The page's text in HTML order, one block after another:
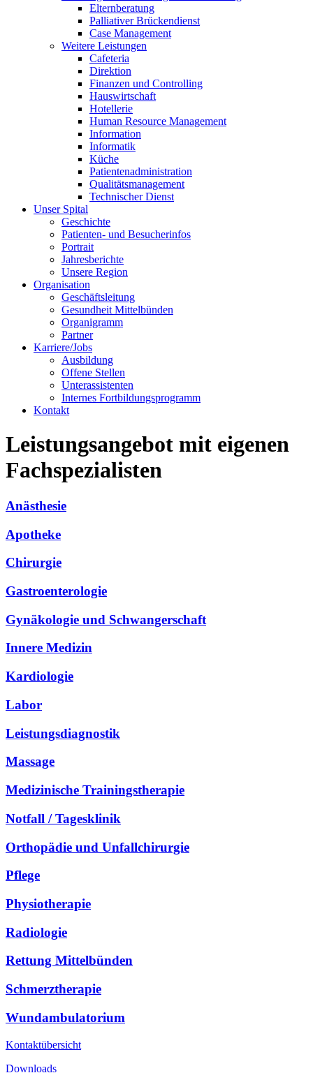
Elternberatung
Palliativer Brückendienst
Case Management
Weitere Leistungen
Cafeteria
Direktion
Finanzen und Controlling
Hauswirtschaft
Hotellerie
Human Resource Management
Information
Informatik
Küche
Patientenadministration
Qualitätsmanagement
Technischer Dienst
Unser Spital
Geschichte
Patienten- und Besucherinfos
Portrait
Jahresberichte
Unsere Region
Organisation
Geschäftsleitung
Gesundheit Mittelbünden
Organigramm
Partner
Karriere/Jobs
Ausbildung
Offene Stellen
Unterassistenten
Internes Fortbildungsprogramm
Kontakt
Leistungsangebot mit eigenen
Fachspezialisten
Anästhesie
Apotheke
Chirurgie
Gastroenterologie
Gynäkologie und Schwangerschaft
Innere Medizin
Kardiologie
Labor
Leistungsdiagnostik
Massage
Medizinische Trainingstherapie
Notfall / Tagesklinik
Orthopädie und Unfallchirurgie
Pflege
Physiotherapie
Radiologie
Rettung Mittelbünden
Schmerztherapie
Wundambulatorium
Kontaktübersicht
Downloads